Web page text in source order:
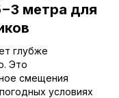
метра для
глубже
Это
смещения
условиях